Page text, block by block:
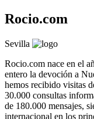
Rocio.com
Sevilla
Rocio.com nace en el
entero la devoción a
hemos recibido visitas
30.000 consultas
de 180.000 mensajes,
internacional en los